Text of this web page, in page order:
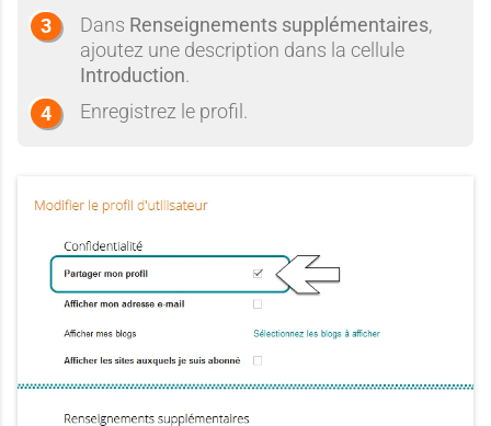
Dans Renseignements supplémentaires,
ajoutez une description dans la cellule
Introduction.
Enregistrez le profil.